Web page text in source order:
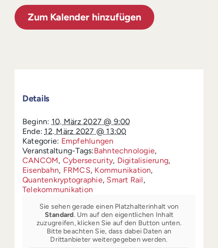
Zum Kalender hinzufügen
Details
Beginn: 10. März 2027 @ 9:00
Ende: 12. März 2027 @ 13:00
Kategorie: Empfehlungen
Veranstaltung-Tags:Bahntechnologie,
CANCOM, Cybersecurity, Digitalisierung,
Eisenbahn, FRMCS, Kommunikation,
Quantenkryptographie, Smart Rail,
Telekommunikation
Sie sehen gerade einen Platzhalterinhalt von
Standard. Um auf den eigentlichen Inhalt
zuzugreifen, klicken Sie auf den Button unten.
Bitte beachten Sie, dass dabei Daten an
Drittanbieter weitergegeben werden.